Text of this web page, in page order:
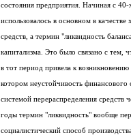
состояния предприятия.
использовалось в основном в
средств, а термин "ликвидность
капитализма. Это было связано с тем,
в тот период привела к
котором неустойчивость финансового
системой перераспределения
годы термин "ликвидность" вообще
социалистический способ